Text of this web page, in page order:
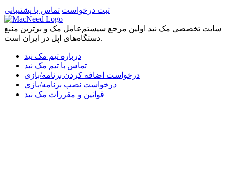
ثبت درخواست تماس با پشتیبانی
سایت تخصصی مک نید اولین مرجع سیستم‌عامل مک و برترین منبع
دستگاه‌های اپل در ایران است.
درباره تیم مک نید
تماس با تیم مک نید
درخواست اضافه کردن برنامه/بازی
درخواست نصب برنامه/بازی
قوانین و مقررات مک نید